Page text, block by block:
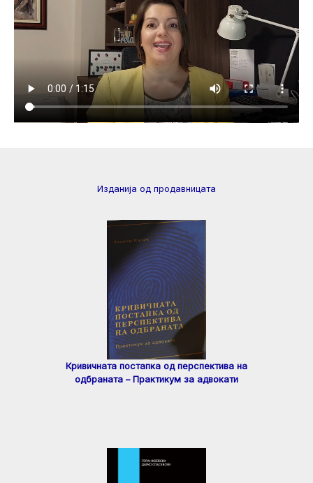
Изданија од продавницата
Кривичната постапка од перспектива на
одбраната – Практикум за адвокати